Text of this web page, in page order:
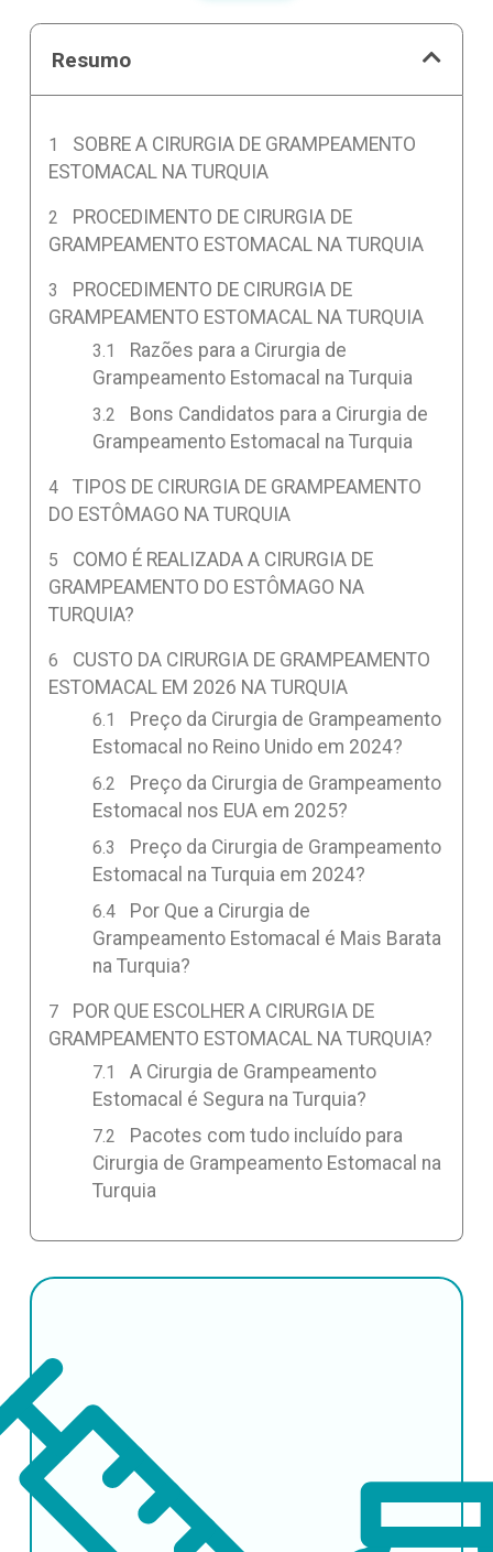
Resumo
SOBRE A CIRURGIA DE GRAMPEAMENTO
ESTOMACAL NA TURQUIA
PROCEDIMENTO DE CIRURGIA DE
GRAMPEAMENTO ESTOMACAL NA TURQUIA
PROCEDIMENTO DE CIRURGIA DE
GRAMPEAMENTO ESTOMACAL NA TURQUIA
Razões para a Cirurgia de
Grampeamento Estomacal na Turquia
Bons Candidatos para a Cirurgia de
Grampeamento Estomacal na Turquia
TIPOS DE CIRURGIA DE GRAMPEAMENTO
DO ESTÔMAGO NA TURQUIA
COMO É REALIZADA A CIRURGIA DE
GRAMPEAMENTO DO ESTÔMAGO NA
TURQUIA?
CUSTO DA CIRURGIA DE GRAMPEAMENTO
ESTOMACAL EM 2026 NA TURQUIA
Preço da Cirurgia de Grampeamento
Estomacal no Reino Unido em 2024?
Preço da Cirurgia de Grampeamento
Estomacal nos EUA em 2025?
Preço da Cirurgia de Grampeamento
Estomacal na Turquia em 2024?
Por Que a Cirurgia de
Grampeamento Estomacal é Mais Barata
na Turquia?
POR QUE ESCOLHER A CIRURGIA DE
GRAMPEAMENTO ESTOMACAL NA TURQUIA?
A Cirurgia de Grampeamento
Estomacal é Segura na Turquia?
Pacotes com tudo incluído para
Cirurgia de Grampeamento Estomacal na
Turquia